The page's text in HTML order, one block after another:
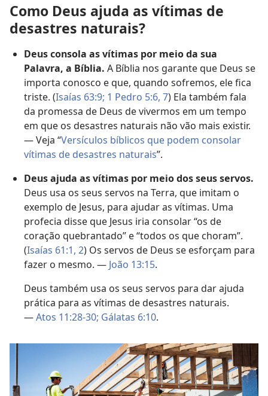
Como Deus ajuda as vítimas de
desastres naturais?
Deus consola as vítimas por meio da sua
Palavra, a Bíblia. A Bíblia nos garante que Deus se
importa conosco e que, quando sofremos, ele fica
triste. (Isaías 63:9; 1 Pedro 5:6, 7) Ela também fala
da promessa de Deus de vivermos em um tempo
em que os desastres naturais não vão mais existir.
— Veja “Versículos bíblicos que podem consolar
vítimas de desastres naturais”.
Deus ajuda as vítimas por meio dos seus servos.
Deus usa os seus servos na Terra, que imitam o
exemplo de Jesus, para ajudar as vítimas. Uma
profecia disse que Jesus iria consolar “os de
coração quebrantado” e “todos os que choram”.
(Isaías 61:1, 2) Os servos de Deus se esforçam para
fazer o mesmo. — João 13:15.
Deus também usa os seus servos para dar ajuda
prática para as vítimas de desastres naturais.
—Atos 11:28-30; Gálatas 6:10.